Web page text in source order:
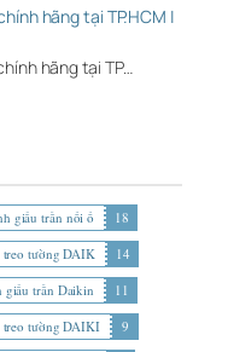
hãng tại TP.HCM |
hãng tại TP…
giấu trần nối ố
18
treo tường DAIK
14
giấu trần Daikin
11
treo tường DAIKI
9